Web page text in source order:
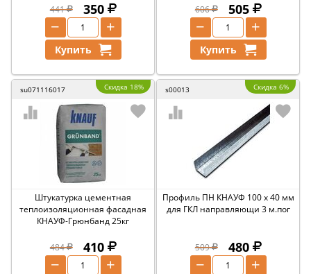
441 350
+
−
Купить
606 505
+
−
Купить
su071116017 Скидка 18%
Штукатурка цементная
теплоизоляционная фасадная
КНАУФ-Грюнбанд 25кг
484 410
+
−
s00013 Скидка 6%
Профиль ПН КНАУФ 100 х 40 мм
для ГКЛ направляющи 3 м.пог
509 480
+
−